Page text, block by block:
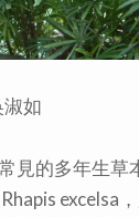
如
見的多年生草
excelsa